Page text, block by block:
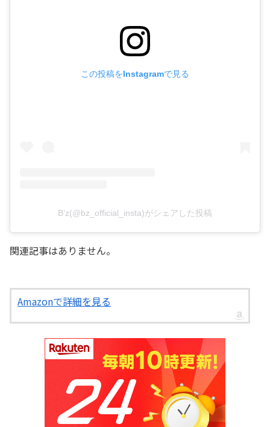
この投稿をInstagramで見る
B’z(@bz_official_insta)がシェアした投稿
関連記事はありません。
Amazonで詳細を見る